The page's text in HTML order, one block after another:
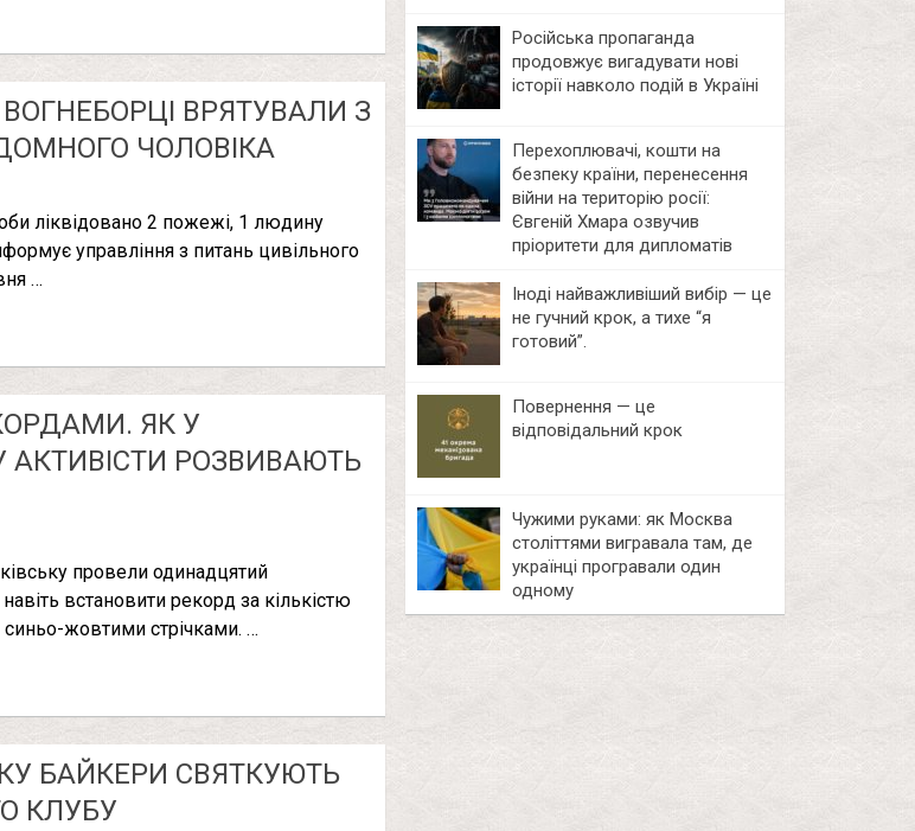
ВОГНЕБОРЦІ ВРЯТУВАЛИ З
ЧОЛОВІКА
ліквідовано 2 пожежі, 1 людину
управління з питань цивільного
…
ЯК У
АКТИВІСТИ РОЗВИВАЮТЬ
провели одинадцятий
встановити рекорд за кількістю
жовтими стрічками. …
БАЙКЕРИ СВЯТКУЮТЬ
КЛУБУ
Російська пропаганда
продовжує вигадувати нові
історії навколо подій в Україні
Перехоплювачі, кошти на
безпеку країни, перенесення
війни на територію росії:
Євгеній Хмара озвучив
пріоритети для дипломатів
Іноді найважливіший вибір — це
не гучний крок, а тихе “я
готовий”.
Повернення — це
відповідальний крок
Чужими руками: як Москва
століттями вигравала там, де
українці програвали один
одному